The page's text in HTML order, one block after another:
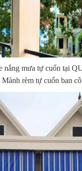
nắng mưa tự cuốn tại
rèm tự cuốn ban